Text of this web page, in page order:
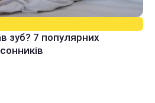
зуб? 7 популярних